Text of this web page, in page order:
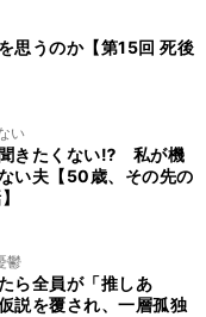
思うのか【第15回 死後
い
聞きたくない⁉ 私が機
い夫【50歳、その先の
鬱
ら全員が「推しあ
説を覆され、一層孤独